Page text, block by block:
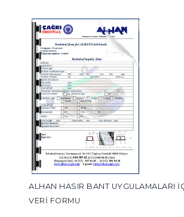
ALHAN HASIR BANT UYGULAMALARI
VERİ FORMU